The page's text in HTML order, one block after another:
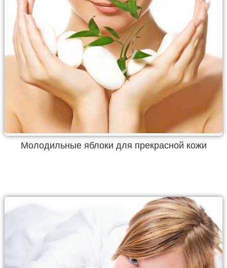
Молодильные яблоки для прекрасной кожи